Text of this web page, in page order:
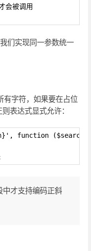
会被调用
们实现同一参数统一
有字符，如果要在占位
表达式显式允许：
function
中才支持编码正斜